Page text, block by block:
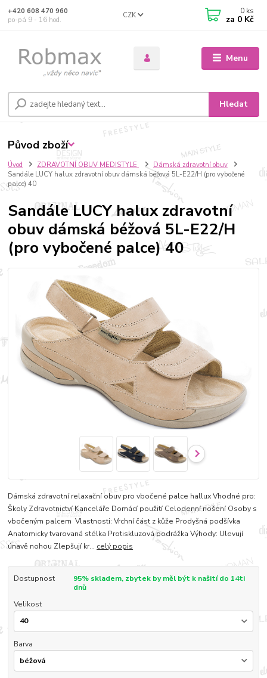
Menu
CZK
Hledat
+420 608 470 960
po-pá 9 - 16 hod.
0 ks
za 0 Kč
Úvod ZDRAVOTNÍ OBUV MEDISTYLE
Dámská zdravotní obuv
Sandále LUCY halux zdravotní obuv dámská béžová 5L-E22/H (pro vybočené
palce) 40
Sandále LUCY halux zdravotní
obuv dámská béžová 5L-E22/H
(pro vybočené palce) 40
Dámská zdravotní relaxační obuv pro vbočené palce hallux Vhodné pro:
Školy Zdravotnictví Kanceláře Domácí použití Celodenní nošení Osoby s
vbočeným palcem Vlastnosti: Vrchní část z kůže Prodyšná podšívka
Anatomicky tvarovaná stélka Protiskluzová podrážka Výhody: Ulevují
únavě nohou Zlepšují kr... celý popis
Dostupnost
95% skladem, zbytek by měl být k našití do 14ti
dnů
Velikost
Barva
Původ zboží